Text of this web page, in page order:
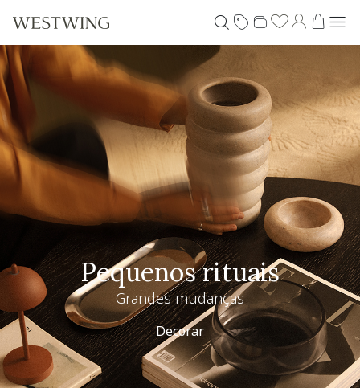
Pequenos rituais
Grandes mudanças
Decorar